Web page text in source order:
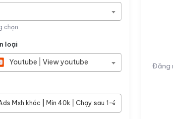
chọn
loại
Youtube | View youtube
Mxh khác | Min 40k | Chạy sau 1-24h | Cấm video
Đăng